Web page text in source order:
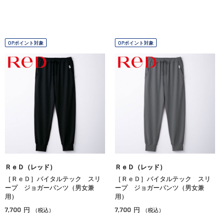
OPポイント対象
ＲｅＤ（レッド）
［ＲｅＤ］バイタルテック スリ
ープ ジョガーパンツ（男女兼
用）
7,700 円 （税込）
OPポイント対象
ＲｅＤ（レッド）
［ＲｅＤ］バイタルテック スリ
ープ ジョガーパンツ（男女兼
用）
7,700 円 （税込）